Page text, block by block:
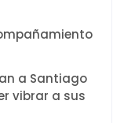
a Santiago
vibrar a sus